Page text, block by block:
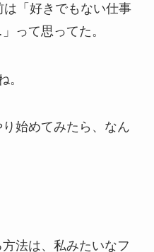
「好きでもない仕事
って思ってた。
。
始めてみたら、なん
法は、私みたいなフ